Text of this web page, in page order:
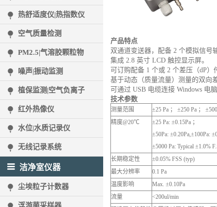
热舒适度仪|热指数仪
空气质量检测
PM2.5|气溶胶颗粒物
噪声|振动监测
植保监测|空气负离子
红外热像仪
水位|水质记录仪
无线记录系统
洁净室仪器
尘埃粒子计数器
产品特点
双通道变送器，配备 2 个模拟信号
集成 2.8 英寸 LCD 触控显示屏。
可订购配备 1 个或 2 个差压（dP）
基于动态（质量流量）测量的双向
可通过 USB 电缆连接 Windows 电
技术参数
测量范围
±25 Pa ； ±250 Pa ；
精度@20℃
±25 Pa: ±0.15Pa ；
±50Pa: ±0.20Pa,±100Pa:
±5000 Pa: Typical ±1.0%
长期稳定性
±0.05% FSS (typ)
最大分辨率
0.1 Pa
温度影响
Max. ±0.10Pa
流量
<200ul/min